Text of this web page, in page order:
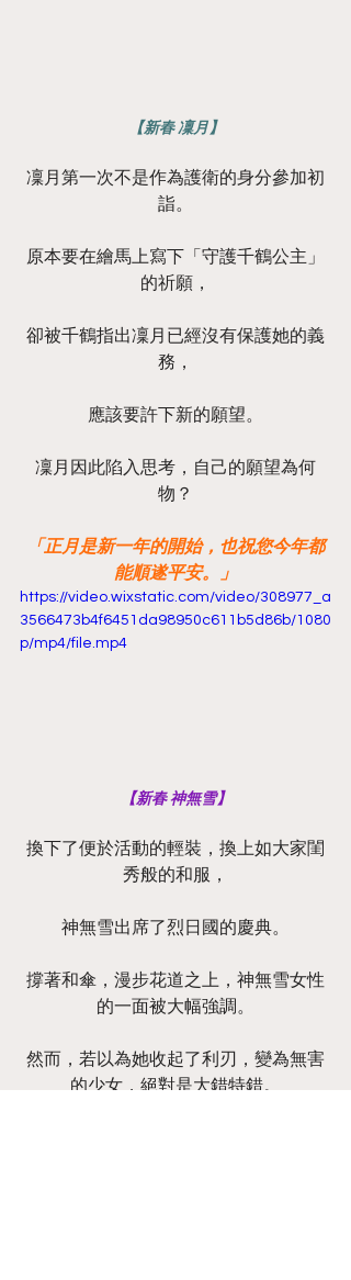
【新春 凜月】
凜月第一次不是作為護衛的身分參加初
詣。
原本要在繪馬上寫下「守護千鶴公主」
的祈願，
卻被千鶴指出凜月已經沒有保護她的義
務，
應該要許下新的願望。
凜月因此陷入思考，自己的願望為何
物？
「正月是新一年的開始，也祝您今年都
能順遂平安。」
https://video.wixstatic.com/video/308977_a
3566473b4f6451da98950c611b5d86b/1080
p/mp4/file.mp4
【新春 神無雪】
換下了便於活動的輕裝，換上如大家閨
秀般的和服，
神無雪出席了烈日國的慶典。
撐著和傘，漫步花道之上，神無雪女性
的一面被大幅強調。
然而，若以為她收起了利刃，變為無害
的少女，絕對是大錯特錯。